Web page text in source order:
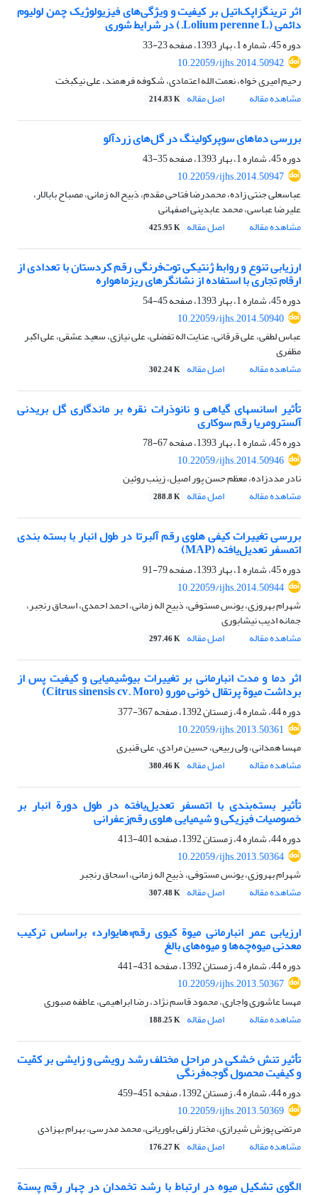
اثر ترینگزاپک‌اتیل بر کیفیت و ویژگی‌های فیزیولوژیک چمن لولیوم
دائمی (Lolium perenne L.) در شرایط شوری
دوره 45، شماره 1، بهار 1393، صفحه
23-33
10.22059/ijhs.2014.50942
رحیم امیری خواه، نعمت الله اعتمادی، شکوفه فرهمند، علی نیکبخت
مشاهده مقاله
اصل مقاله 214.83 K
بررسی دماهای سوپرکولینگ در گل‌های زردآلو
دوره 45، شماره 1، بهار 1393، صفحه
35-43
10.22059/ijhs.2014.50947
عباسعلی جنتی زاده، محمدرضا فتاحی مقدم، ذبیح اله زمانی، مصباح بابالار،
علیرضا عباسی، محمد عابدینی اصفهانی
مشاهده مقاله
اصل مقاله 425.95 K
ارزیابی تنوع و روابط ژنتیکی توت‌فرنگی رقم کردستان با تعدادی از
ارقام تجاری‌ با استفاده از نشانگرهای ریز‏ماهواره
دوره 45، شماره 1، بهار 1393، صفحه
45-54
10.22059/ijhs.2014.50940
عباس لطفی، علی قرقانی، عنایت اله تفضلی، علی نیازی، سعید عشقی، علی اکبر
مظفری
مشاهده مقاله
اصل مقاله 302.24 K
تأثیر اسانس‏های گیاهی و نانوذرات نقره بر ماندگاری گل ‏بریدنی
آلسترومریا رقم سوکاری
دوره 45، شماره 1، بهار 1393، صفحه
67-78
10.22059/ijhs.2014.50946
نادر مددزاده، معظم حسن پور اصیل، زینب روئین
مشاهده مقاله
اصل مقاله 288.8 K
بررسی تغییرات کیفی هلوی رقم آلبرتا در طول انبار با بسته ‏بندی
اتمسفر تعدیل‌یافته (MAP)
دوره 45، شماره 1، بهار 1393، صفحه
79-91
10.22059/ijhs.2014.50944
شهرام بهروزی، یونس مستوفی، ذبیح اله زمانی، احمد احمدی، اسحاق رنجبر،
جمانه ادیب نیشابوری
مشاهده مقاله
اصل مقاله 297.46 K
اثر دما و مدت انبارمانی بر تغییرات بیوشیمیایی و کیفیت پس از
برداشت میوة پرتقال خونی مورو (Citrus sinensis cv. Moro)
دوره 44، شماره 4، زمستان 1392، صفحه
367-377
10.22059/ijhs.2013.50361
مهسا همدانی، ولی ربیعی، حسین مرادی، علی قنبری
مشاهده مقاله
اصل مقاله 380.46 K
تأثیر‌‌ بسته‌بندی با اتمسفر تعدیل‌یافته در طول دورة انبار بر
خصوصیات فیزیکی و شیمیایی هلوی رقم‌زعفرانی
دوره 44، شماره 4، زمستان 1392، صفحه
401-413
10.22059/ijhs.2013.50364
شهرام بهروزی، یونس مستوفی، ذبیح اله زمانی، اسحاق رنجبر
مشاهده مقاله
اصل مقاله 307.48 K
ارزیابی عمر انبارمانی میوة کیوی رقم«هایوارد» بر‌اساس ترکیب
معدنی میوه‌چه‌ها و میوه‌های بالغ
دوره 44، شماره 4، زمستان 1392، صفحه
431-441
10.22059/ijhs.2013.50367
مهسا عاشوری واجاری، محمود قاسم نژاد، رضا ابراهیمی، عاطفه صبوری
مشاهده مقاله
اصل مقاله 188.25 K
تأثیر تنش خشکی در مراحل مختلف رشد رویشی و زایشی بر کمّیت
و کیفیت محصول گوجه‌فرنگی
دوره 44، شماره 4، زمستان 1392، صفحه
451-459
10.22059/ijhs.2013.50369
مرتضی پوزش شیرازی، مختار زلفی باوریانی، محمد مدرسی، بهرام بهزادی
مشاهده مقاله
اصل مقاله 176.27 K
الگوی تشکیل میوه در ارتباط با رشد تخمدان در چهار ‌رقم پستة